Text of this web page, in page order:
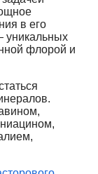
в его
уникальных
флорой и